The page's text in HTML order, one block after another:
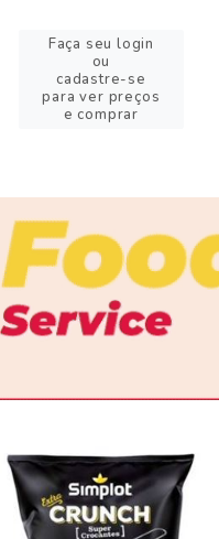
Faça seu login
ou
cadastre-se
para ver preços
e comprar